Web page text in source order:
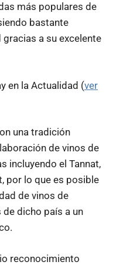
más populares de
bastante
a su excelente
en la Actualidad (ver
una tradición
de vinos de
incluyendo el Tannat,
por lo que es posible
de vinos de
dicho país a un
reconocimiento